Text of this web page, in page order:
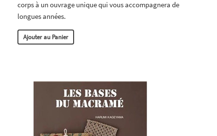
corps à un ouvrage unique qui vous accompagnera de
longues années.
Ajouter au Panier